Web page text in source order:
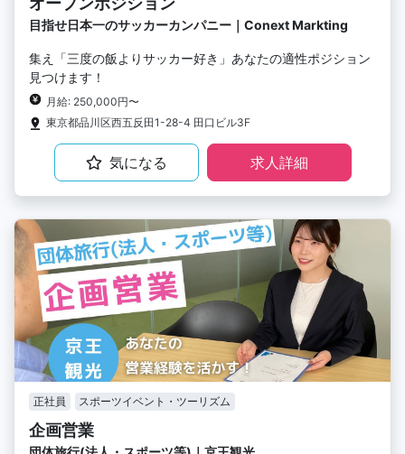
目指せ日本一のサッカーカンパニー｜Conext Markting
集え「三度の飯よりサッカー好き」あなたの適性ポジション
見つけます！
月給: 250,000円〜
東京都品川区西五反田1-28-4 田口ビル3F
気になる 求人詳細
正社員 スポーツイベント・ツーリズム
企画営業